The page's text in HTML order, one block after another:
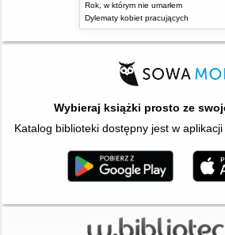
Rok, w którym nie umarłem
Dylematy kobiet pracujących
Wybieraj książki prosto ze
Katalog biblioteki dostępny jest w